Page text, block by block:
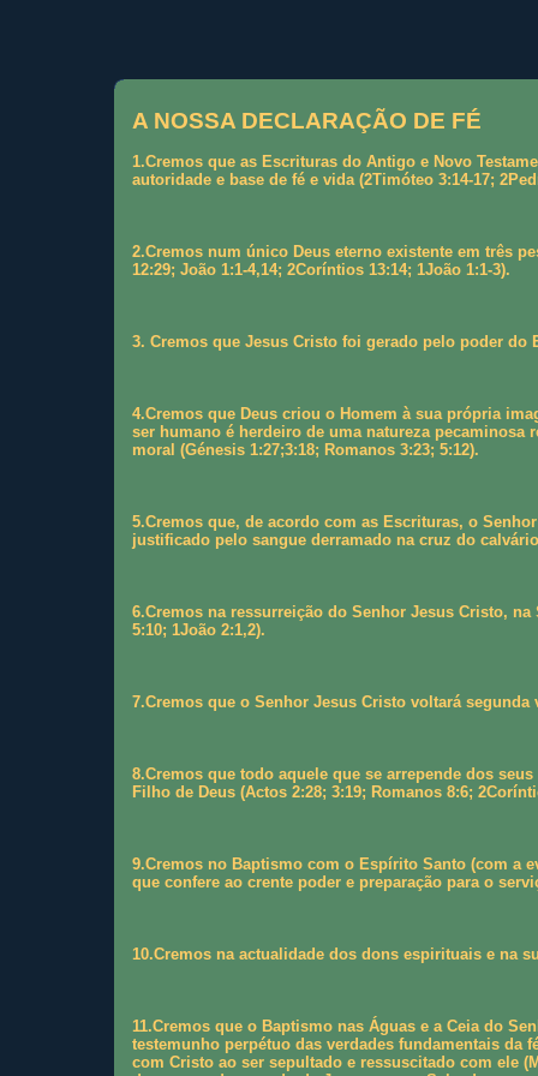
A NOSSA DECLARAÇÃO DE FÉ
1.Cremos que as Escrituras do Antigo e Novo
autoridade e base de fé e vida (2Timóteo 3:14-17;
2.Cremos num único Deus eterno existente em três
12:29; João 1:1-4,14; 2Coríntios 13:14; 1João 1:1-3).
3. Cremos que Jesus Cristo foi gerado pelo poder do
4.Cremos que Deus criou o Homem à sua própria
ser humano é herdeiro de uma natureza
moral (Génesis 1:27;3:18; Romanos 3:23; 5:12).
5.Cremos que, de acordo com as Escrituras, o
justificado pelo sangue derramado na cruz do
6.Cremos na ressurreição do Senhor Jesus Cristo,
5:10; 1João 2:1,2).
7.Cremos que o Senhor Jesus Cristo voltará segunda
8.Cremos que todo aquele que se arrepende dos
Filho de Deus (Actos 2:28; 3:19; Romanos 8:6;
9.Cremos no Baptismo com o Espírito Santo (com a
que confere ao crente poder e preparação para o
10.Cremos na actualidade dos dons espirituais e na
11.Cremos que o Baptismo nas Águas e a Ceia do
testemunho perpétuo das verdades fundamentais da
com Cristo ao ser sepultado e ressuscitado com ele